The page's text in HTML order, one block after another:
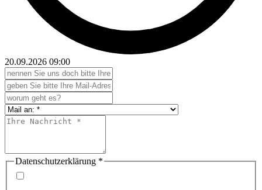
20.09.2026 09:00
Datenschutzerklärung *